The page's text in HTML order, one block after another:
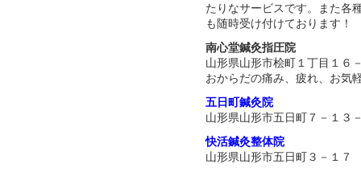
たりなサービスです。また各
も随時受け付けております！
南心堂鍼灸指圧院
山形県山形市桧町１丁目１６
おからだの痛み、疲れ、お気
五日町鍼灸院
山形県山形市五日町７－１３
快活鍼灸整体院
山形県山形市五日町３－１７